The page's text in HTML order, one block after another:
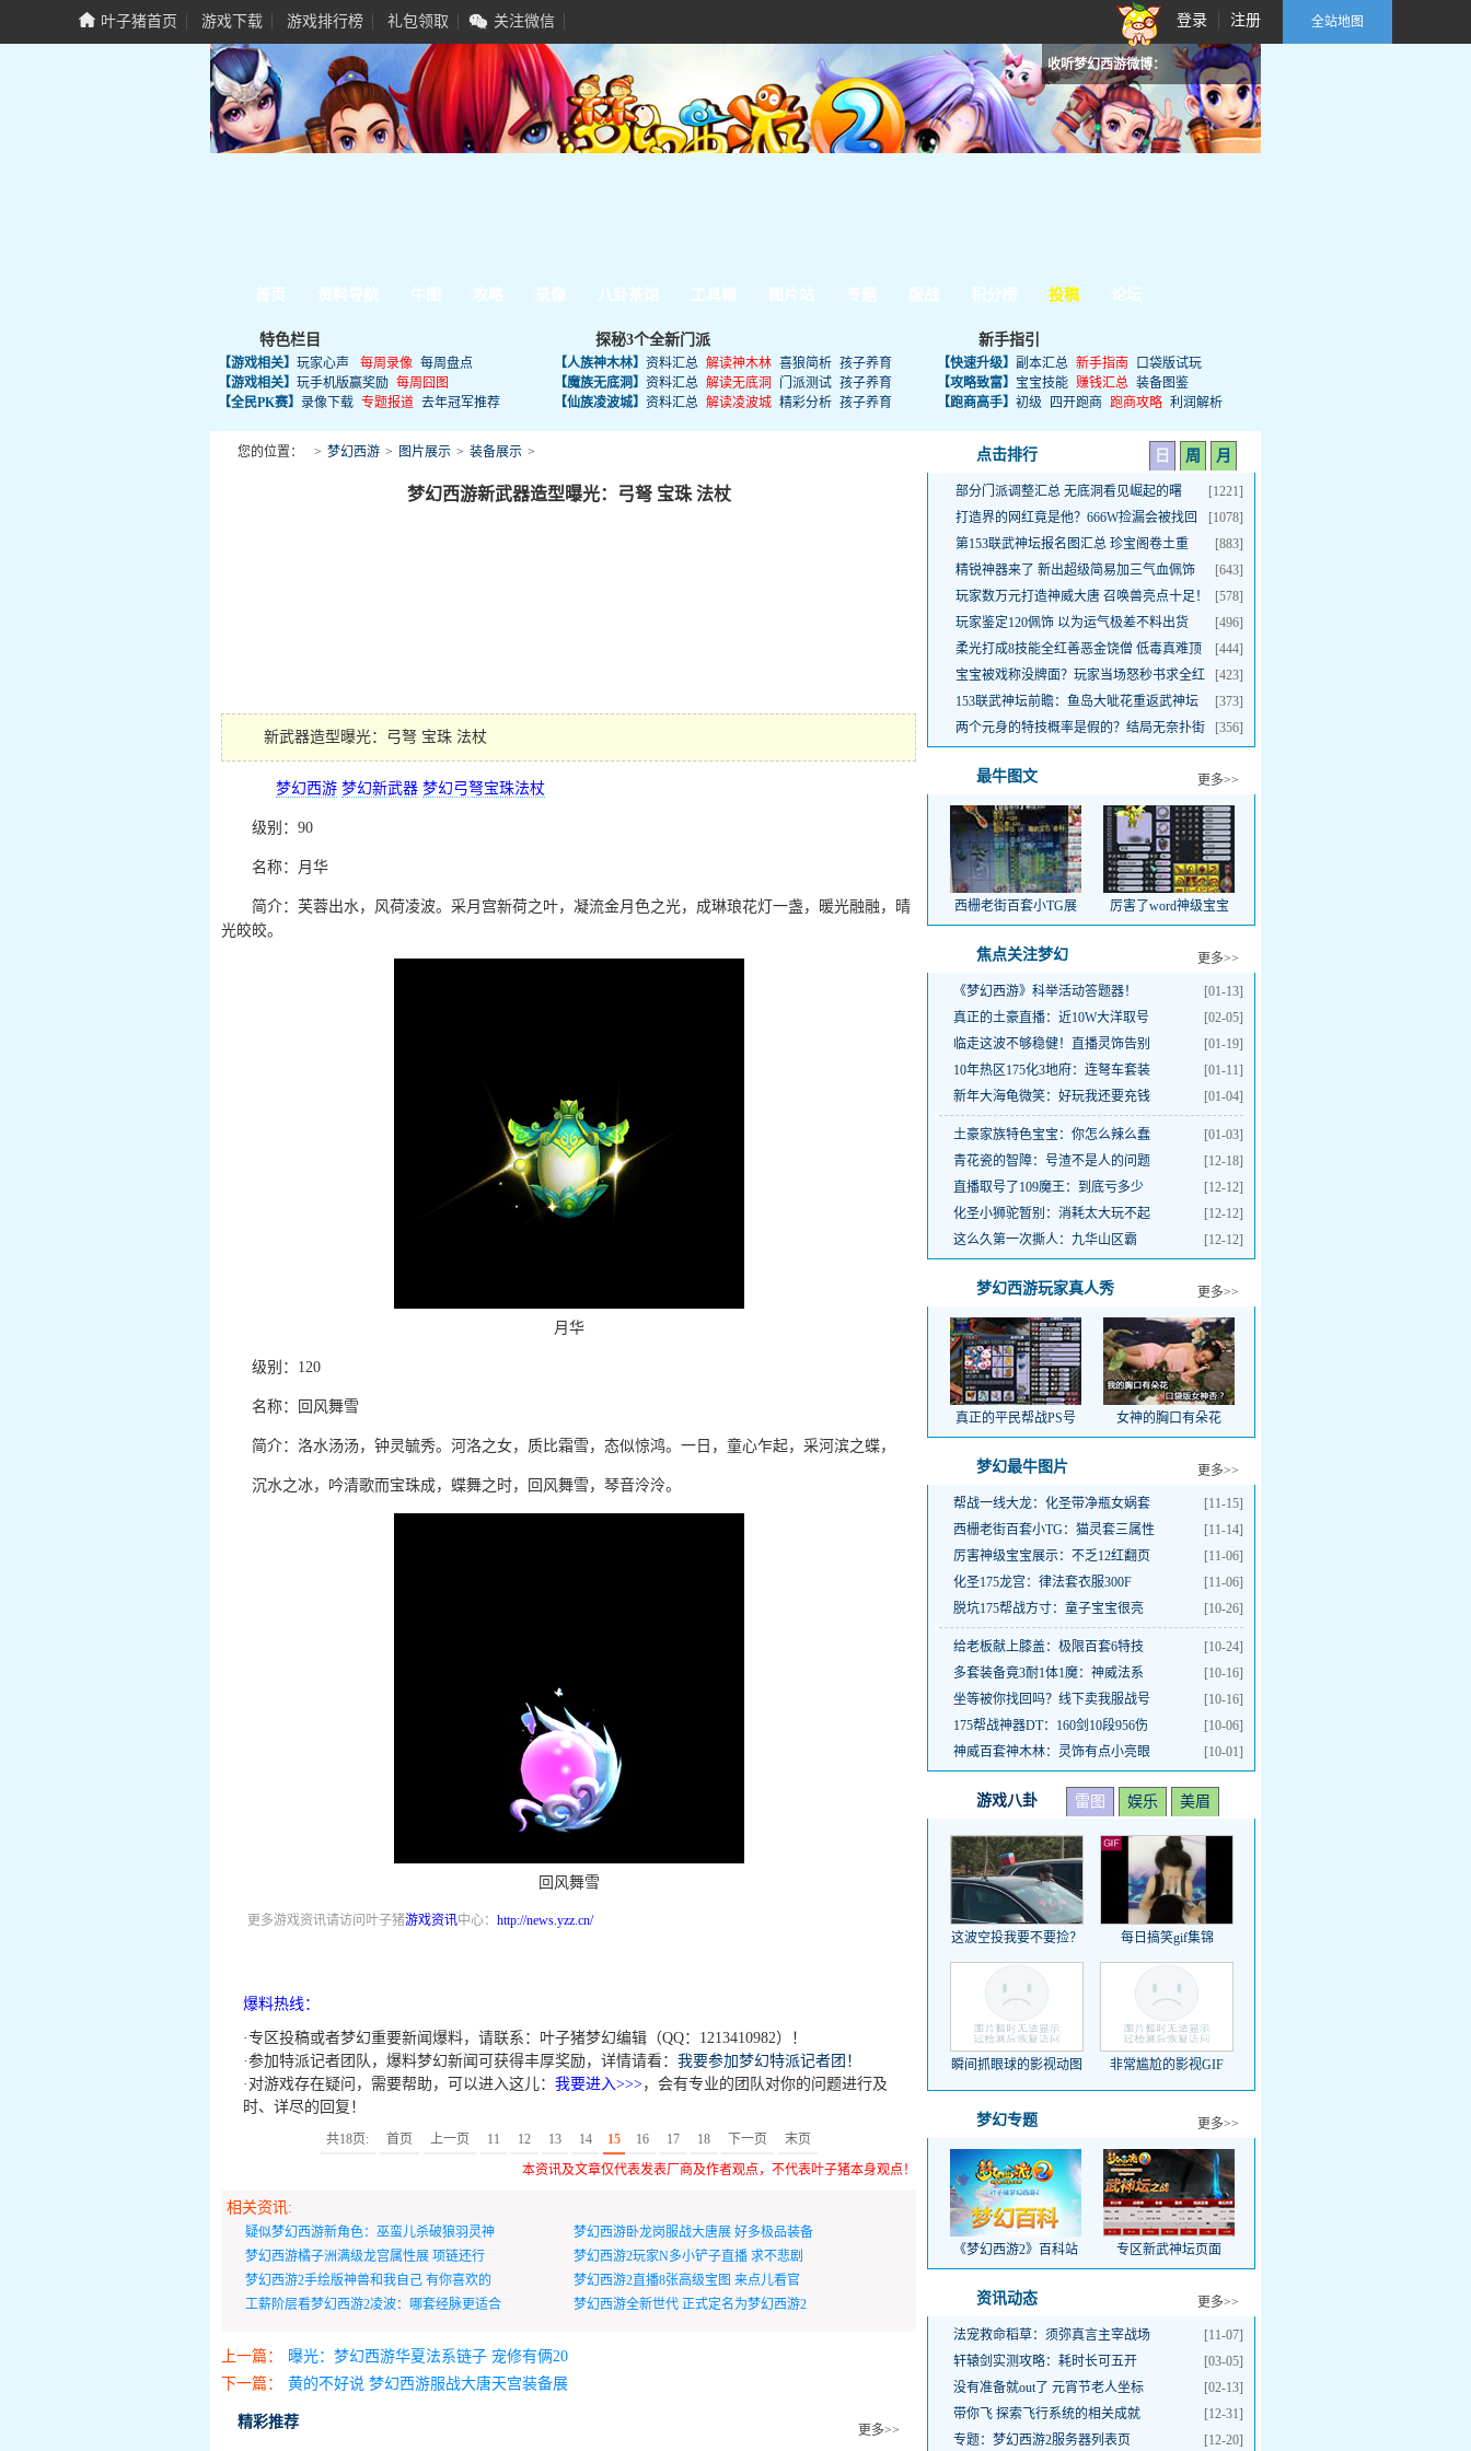
叶子猪首页 游戏下载 游戏排行榜 礼包领取 关注微信 登录 注册 全站地图
收听梦幻西游微博：
进入论坛
首页 资料导航 牛图 攻略 录像 八卦茶馆 工具箱 图片站 专题 服战 积分榜 投稿 论坛
特色栏目
【游戏相关】 玩家心声 每周录像 每周盘点
【游戏相关】 玩手机版赢奖励 每周囧图
【全民PK赛】 录像下载 专题报道 去年冠军推荐
探秘3个全新门派
【人族神木林】 资料汇总 解读神木林 喜狼简析 孩子养育
【魔族无底洞】 资料汇总 解读无底洞 门派测试 孩子养育
【仙族凌波城】 资料汇总 解读凌波城 精彩分析 孩子养育
新手指引
【快速升级】 副本汇总 新手指南
口袋版试玩
【攻略致富】 宝宝技能 赚钱汇总 装备图鉴
【跑商高手】 初级 四开跑商 跑商攻略 利润解析
您的位置： > 梦幻西游 > 图片展示 > 装备展示 >
梦幻西游新武器造型曝光：弓弩 宝珠 法杖
新武器造型曝光：弓弩 宝珠 法杖
梦幻西游 梦幻新武器 梦幻弓弩宝珠法杖
级别：90
名称：月华
简介：芙蓉出水，风荷凌波。采月宫新荷之叶，凝流金月色之光，成琳琅花灯一盏，暖光融融，晴
光皎皎。
月华
级别：120
名称：回风舞雪
简介：洛水汤汤，钟灵毓秀。河洛之女，质比霜雪，态似惊鸿。一日，童心乍起，采河滨之蝶，
沉水之冰，吟清歌而宝珠成，蝶舞之时，回风舞雪，琴音泠泠。
回风舞雪
更多游戏资讯请访问叶子猪游戏资讯中心： http://news.yzz.cn/
爆料热线：
·专区投稿或者梦幻重要新闻爆料，请联系：叶子猪梦幻编辑（QQ：1213410982）！
·参加特派记者团队，爆料梦幻新闻可获得丰厚奖励，详情请看： 我要参加梦幻特派记者团！
· 对游戏存在疑问，需要帮助，可以进入这儿： 我要进入>>>，会有专业的团队对你的问题进行及
时、详尽的回复！
共18页: 首页 上一页 11 12 13 14 15 16 17 18 下一页
末页
本资讯及文章仅代表发表厂商及作者观点，不代表叶子猪本身观点！
相关资讯:
疑似梦幻西游新角色：巫蛮儿杀破狼羽灵神
梦幻西游卧龙岗服战大唐展 好多极品装备
梦幻西游橘子洲满级龙宫属性展 项链还行
梦幻西游2玩家N多小铲子直播 求不悲剧
梦幻西游2手绘版神兽和我自己 有你喜欢的
梦幻西游2直播8张高级宝图 来点儿看官
工薪阶层看梦幻西游2凌波：哪套经脉更适合
梦幻西游全新世代 正式定名为梦幻西游2
上一篇：
曝光：梦幻西游华夏法系链子 宠修有俩20
下一篇：
黄的不好说 梦幻西游服战大唐天宫装备展
精彩推荐 更多>>
点击排行 日 周 月
[1221]
部分门派调整汇总 无底洞看见崛起的曙
光？
[1078]
打造界的网红竟是他？666W捡漏会被找回
吗？
[883]
第153联武神坛报名图汇总 珍宝阁卷土重
来！
[643]
精锐神器来了 新出超级简易加三气血佩饰
[578]
玩家数万元打造神威大唐 召唤兽亮点十足！
[496]
玩家鉴定120佩饰 以为运气极差不料出货
了！
[444]
柔光打成8技能全红善恶金饶僧 低毒真难顶
[423]
宝宝被戏称没牌面？玩家当场怒秒书求全红
[373]
153联武神坛前瞻：鱼岛大呲花重返武神坛
[356]
两个元身的特技概率是假的？结局无奈扑街
最牛图文 更多>>
西栅老街百套小TG展
厉害了word神级宝宝
焦点关注梦幻 更多>>
[01-13]
《梦幻西游》科举活动答题器！
[02-05]
真正的土豪直播：近10W大洋取号
[01-19]
临走这波不够稳健！直播灵饰告别
[01-11]
10年热区175化3地府：连弩车套装
[01-04]
新年大海龟微笑：好玩我还要充钱
[01-03]
土豪家族特色宝宝：你怎么辣么蠢
[12-18]
青花瓷的智障：号渣不是人的问题
[12-12]
直播取号了109魔王：到底亏多少
[12-12]
化圣小狮驼暂别：消耗太大玩不起
[12-12]
这么久第一次撕人：九华山区霸
梦幻西游玩家真人秀 更多>>
真正的平民帮战PS号
女神的胸口有朵花
梦幻最牛图片 更多>>
[11-15]
帮战一线大龙：化圣带净瓶女娲套
[11-14]
西栅老街百套小TG：猫灵套三属性
[11-06]
厉害神级宝宝展示：不乏12红翻页
[11-06]
化圣175龙宫：律法套衣服300F
[10-26]
脱坑175帮战方寸：童子宝宝很亮
[10-24]
给老板献上膝盖：极限百套6特技
[10-16]
多套装备竟3耐1体1魔：神威法系
[10-16]
坐等被你找回吗？线下卖我服战号
[10-06]
175帮战神器DT：160剑10段956伤
[10-01]
神威百套神木林：灵饰有点小亮眼
游戏八卦 雷图 娱乐 美眉
这波空投我要不要捡？ 每日搞笑gif集锦
瞬间抓眼球的影视动图 非常尴尬的影视GIF
梦幻专题 更多>>
《梦幻西游2》百科站 专区新武神坛页面
资讯动态 更多>>
[11-07]
法宠救命稻草：须弥真言主宰战场
[03-05]
轩辕剑实测攻略：耗时长可五开
[02-13]
没有准备就out了 元宵节老人坐标
[12-31]
带你飞 探索飞行系统的相关成就
[12-20]
专题：梦幻西游2服务器列表页